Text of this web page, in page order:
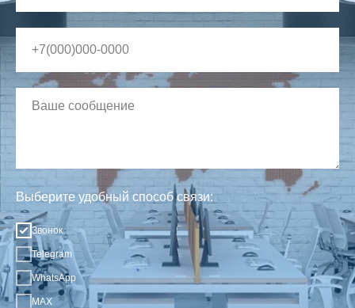
Выберите удобный способ связи:
Звонок
Telegram
WhatsApp
MAX